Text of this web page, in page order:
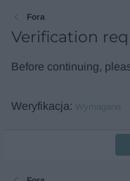
Fora
Verification
Before continuing,
Weryfikacja Wymagane